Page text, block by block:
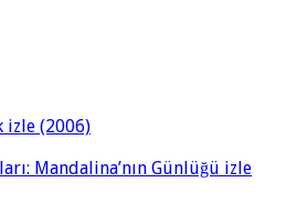
izle (2006)
Mandalina’nın Günlüğü izle